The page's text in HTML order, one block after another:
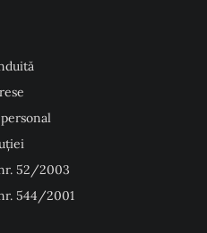
52/2003
544/2001